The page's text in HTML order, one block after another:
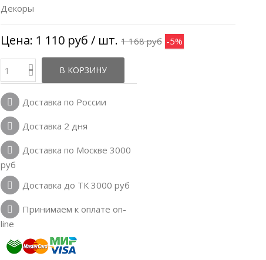
Декоры
Цена: 1 110 руб / шт. 1 168 руб -5%
В КОРЗИНУ
Доставка по России
Доставка 2 дня
Доставка по Москве 3000
руб
Доставка до ТК 3000 руб
Принимаем к оплате on-
line